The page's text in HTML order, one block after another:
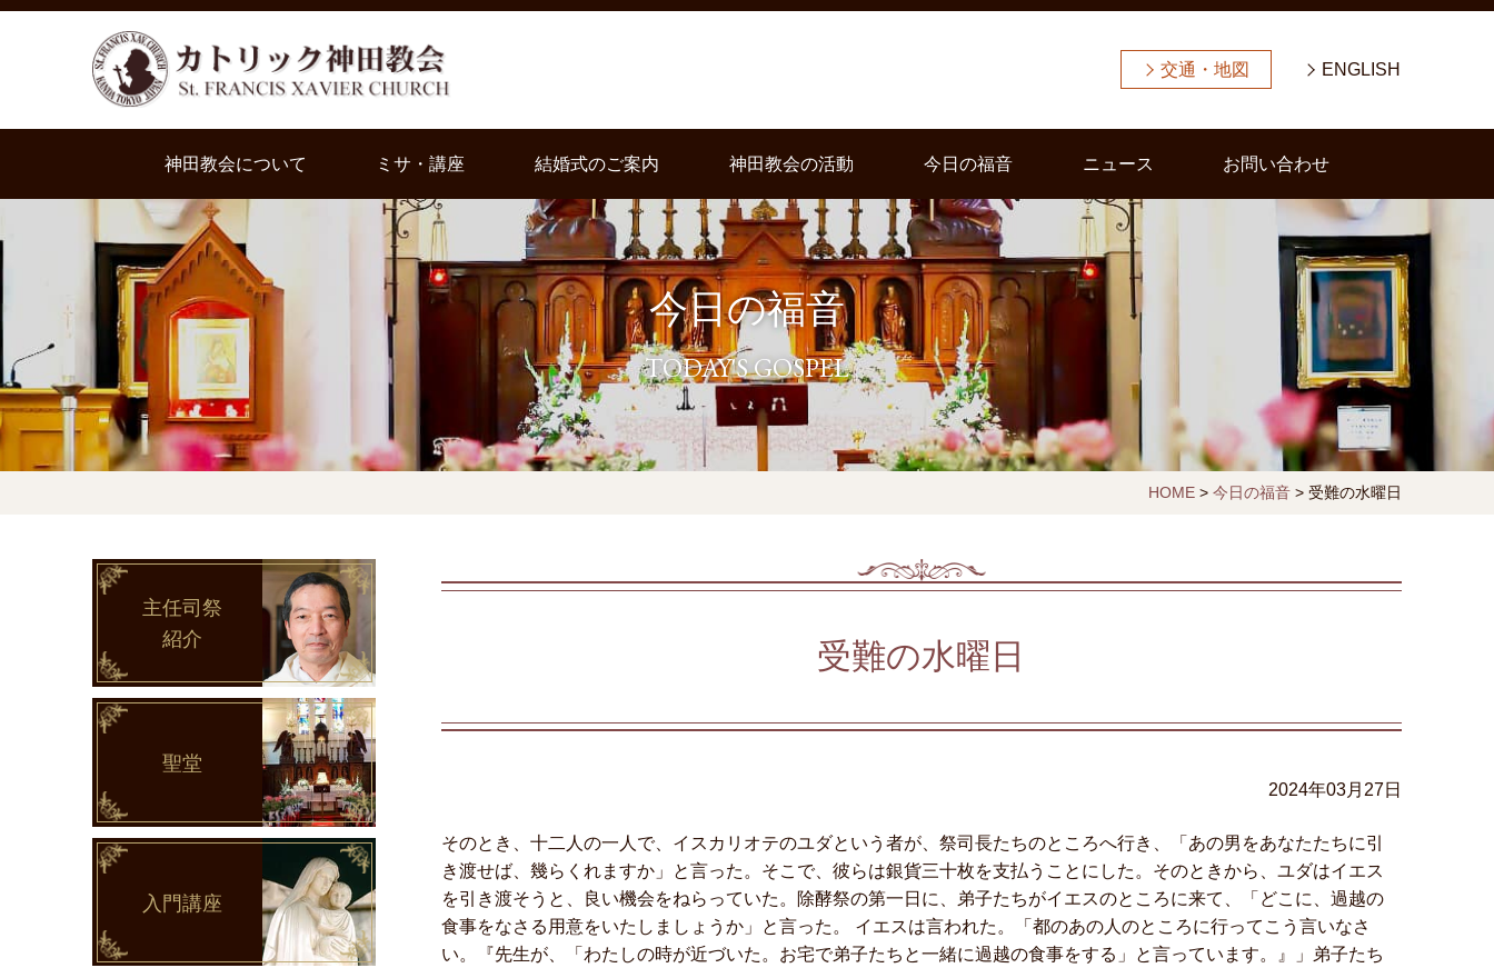
交通・地図 ENGLISH
神田教会について ミサ・講座 結婚式のご案内 神田教会の活動 今日の福音 ニュース お問い合わせ
今日の福音
TODAY'S GOSPEL
HOME> 今日の福音> 受難の水曜日
受難の水曜日
2024年03月27日
そのとき、十二人の一人で、イスカリオテのユダという者が、祭司長たちのところへ行き、「あの男をあなたたちに引
き渡せば、幾らくれますか」と言った。そこで、彼らは銀貨三十枚を支払うことにした。そのときから、ユダはイエス
を引き渡そうと、良い機会をねらっていた。除酵祭の第一日に、弟子たちがイエスのところに来て、「どこに、過越の
食事をなさる用意をいたしましょうか」と言った。 イエスは言われた。「都のあの人のところに行ってこう言いなさ
い。『先生が、「わたしの時が近づいた。お宅で弟子たちと一緒に過越の食事をする」と言っています。』」弟子たち
主任司祭
紹介
聖堂
入門講座